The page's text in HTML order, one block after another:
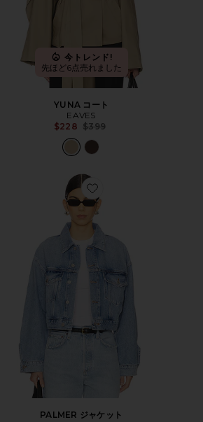
今トレンド!
先ほど6点売れました
YUNA コート
EAVES
$228 Previous price:
$399
Favorite PALMER ジャケット
PALMER ジャケット